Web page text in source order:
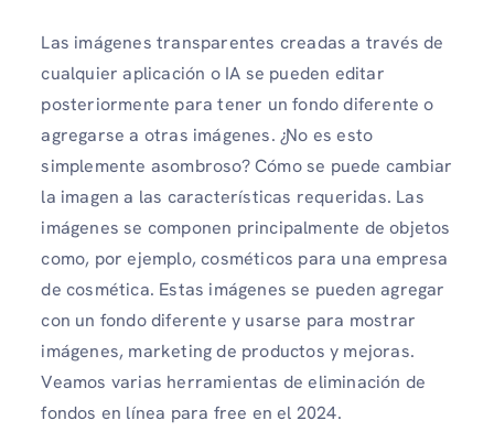
Las imágenes transparentes creadas a través de
cualquier aplicación o IA se pueden editar
posteriormente para tener un fondo diferente o
agregarse a otras imágenes. ¿No es esto
simplemente asombroso? Cómo se puede cambiar
la imagen a las características requeridas. Las
imágenes se componen principalmente de objetos
como, por ejemplo, cosméticos para una empresa
de cosmética. Estas imágenes se pueden agregar
con un fondo diferente y usarse para mostrar
imágenes, marketing de productos y mejoras.
Veamos varias herramientas de eliminación de
fondos en línea para free en el 2024.